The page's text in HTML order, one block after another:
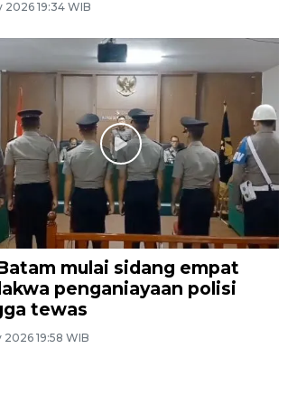
2026 19:34 WIB
mulai sidang empat
penganiayaan polisi
tewas
2026 19:58 WIB